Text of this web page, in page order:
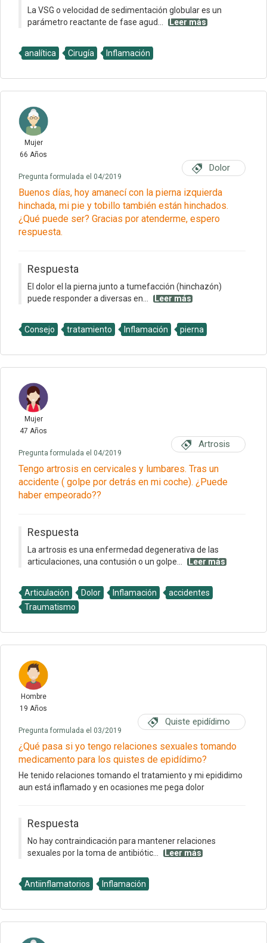
La VSG o velocidad de sedimentación globular es un
parámetro reactante de fase agud...
Leer más
analítica Cirugía Inflamación
Mujer
66 Años
Pregunta formulada el 04/2019
Dolor
Buenos días, hoy amanecí con la pierna izquierda
hinchada, mi pie y tobillo también están hinchados.
¿Qué puede ser? Gracias por atenderme, espero
respuesta.
Respuesta
El dolor el la pierna junto a tumefacción (hinchazón)
puede responder a diversas en...
Leer más
Consejo tratamiento Inflamación pierna
Mujer
47 Años
Pregunta formulada el 04/2019
Artrosis
Tengo artrosis en cervicales y lumbares. Tras un
accidente ( golpe por detrás en mi coche). ¿Puede
haber empeorado??
Respuesta
La artrosis es una enfermedad degenerativa de las
articulaciones, una contusión o un golpe...
Leer más
Articulación Dolor Inflamación
accidentes
Traumatismo
Hombre
19 Años
Pregunta formulada el 03/2019
Quiste epidídimo
¿Qué pasa si yo tengo relaciones sexuales tomando
medicamento para los quistes de epidídimo?
He tenido relaciones tomando el tratamiento y mi epididimo
aun está inflamado y en ocasiones me pega dolor
Respuesta
No hay contraindicación para mantener relaciones
sexuales por la toma de antibiótic...
Leer más
Antiinflamatorios Inflamación